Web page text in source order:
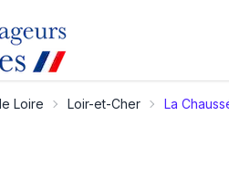
Loire Loir-et-Cher La